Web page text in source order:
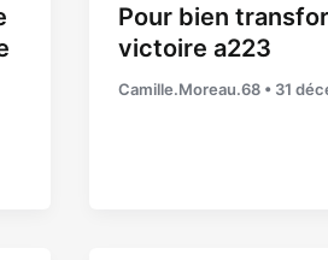
Pour bien
victoire a223
Camille.Moreau.68 • 31